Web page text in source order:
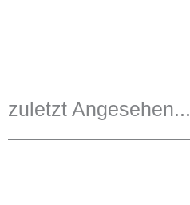
zuletzt Angesehen...